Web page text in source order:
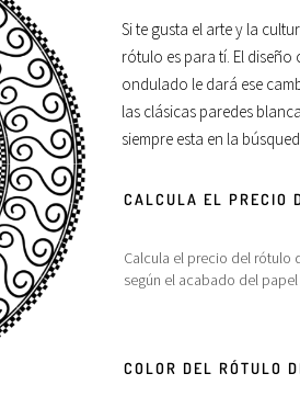
Si te gusta el arte y la
rótulo es para tí. El
ondulado le dará ese
las clásicas paredes
siempre esta en la
CALCULA EL PRECIO
Calcula el precio del rótulo
según el acabado del
COLOR DEL RÓTULO